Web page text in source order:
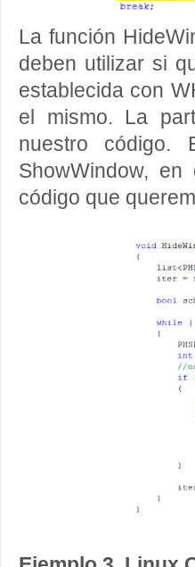
La función
deben utilizar si
establecida con
el mismo. La
nuestro código.
ShowWindow,
código que